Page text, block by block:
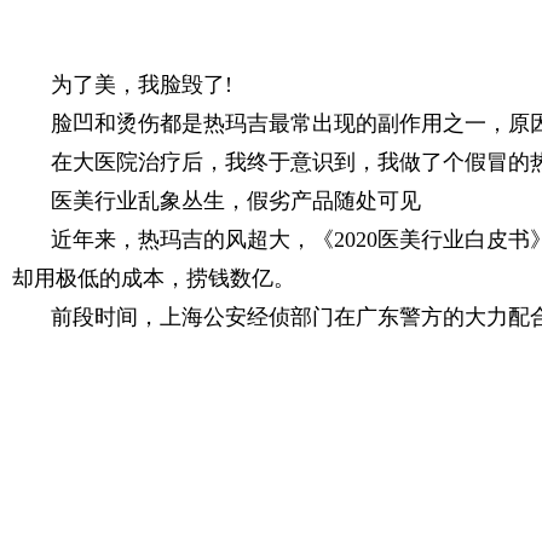
为了美，我脸毁了!
脸凹和烫伤都是热玛吉最常出现的副作用之一，
在大医院治疗后，我终于意识到，我做了个假冒
医美行业乱象丛生，假劣产品随处可见
近年来，热玛吉的风超大，《2020医美行业白皮
却用极低的成本，捞钱数亿。
前段时间，上海公安经侦部门在广东警方的大力